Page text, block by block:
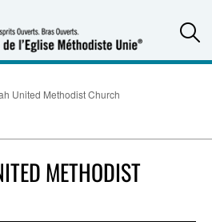
United Methodist Church
METHODIST